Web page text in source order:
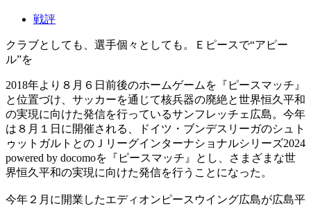
戦評
クラブとしても、選手個々としても。Ｅピースで“アピー
ル”を
2018年より８月６日前後のホームゲームを『ピースマッチ』
と位置づけ、サッカーを通じて核兵器の廃絶と世界恒久平和
の実現に向けた発信を行っているサンフレッチェ広島。今年
は８月１日に開催される、ドイツ・ブンデスリーガのシュト
ゥットガルトとのＪリーグインターナショナルシリーズ2024
powered by docomoを『ピースマッチ』とし、さまざまな世
界恒久平和の実現に向けた発信を行うことになった。
今年２月に開業したエディオンピースウイング広島が広島平